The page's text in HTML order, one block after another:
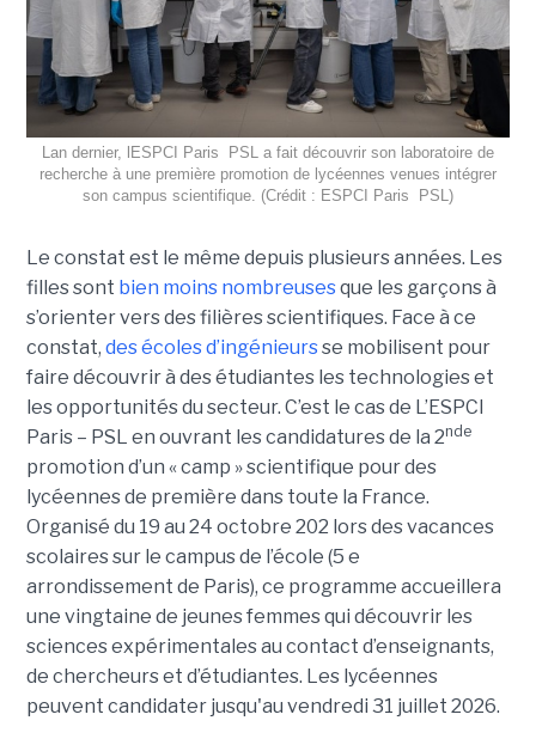
Lan dernier, lESPCI Paris  PSL a fait découvrir son laboratoire de
recherche à une première promotion de lycéennes venues intégrer
son campus scientifique. (Crédit : ESPCI Paris  PSL)
Le constat est le même depuis plusieurs années. Les
filles sont bien moins nombreusesque les garçons à
s’orienter vers des filières scientifiques. Face à ce
constat, des écoles d’ingénieursse mobilisent pour
faire découvrir à des étudiantes les technologies et
les opportunités du secteur. C’est le cas de L’ESPCI
Paris – PSL en ouvrant les candidatures de la 2nde
promotion d’un « camp » scientifique pour des
lycéennes de première dans toute la France.
Organisé du 19 au 24 octobre 202 lors des vacances
scolaires sur le campus de l’école (5 e
arrondissement de Paris), ce programme accueillera
une vingtaine de jeunes femmes qui découvrir les
sciences expérimentales au contact d’enseignants,
de chercheurs et d’étudiantes. Les lycéennes
peuvent candidater jusqu'au vendredi 31 juillet 2026.